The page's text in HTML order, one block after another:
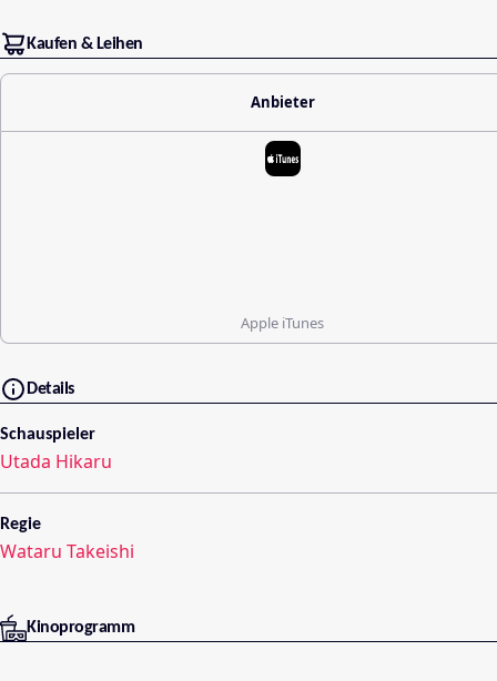
Kaufen & Leihen
Anbieter
Apple iTunes
Details
Schauspieler
Utada Hikaru
Regie
Wataru Takeishi
Kinoprogramm